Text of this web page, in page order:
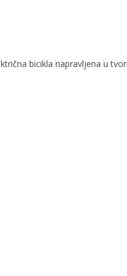
bicikla napravljena u